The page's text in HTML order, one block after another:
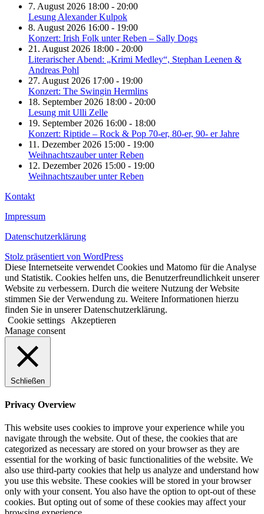
7. August 2026 18:00 - 20:00
Lesung Alexander Kulpok
8. August 2026 16:00 - 19:00
Konzert: Irish Folk unter Reben – Sally Dogs
21. August 2026 18:00 - 20:00
Literarischer Abend: „Krimi Medley“, Stephan Leenen &
Andreas Pohl
27. August 2026 17:00 - 19:00
Konzert: The Swingin Hermlins
18. September 2026 18:00 - 20:00
Lesung mit Ulli Zelle
19. September 2026 16:00 - 18:00
Konzert: Riptide – Rock & Pop 70-er, 80-er, 90- er Jahre
11. Dezember 2026 15:00 - 19:00
Weihnachtszauber unter Reben
12. Dezember 2026 15:00 - 19:00
Weihnachtszauber unter Reben
Kontakt
Impressum
Datenschutzerklärung
Stolz präsentiert von WordPress
Diese Internetseite verwendet Cookies und Matomo für die Analyse
und Statistik. Cookies helfen uns, die Benutzerfreundlichkeit unserer
Website zu verbessern. Durch die weitere Nutzung der Website
stimmen Sie der Verwendung zu. Weitere Informationen hierzu
finden Sie in unserer Datenschutzerklärung.
Cookie settings
Akzeptieren
Manage consent
Schließen
Privacy Overview
This website uses cookies to improve your experience while you
navigate through the website. Out of these, the cookies that are
categorized as necessary are stored on your browser as they are
essential for the working of basic functionalities of the website. We
also use third-party cookies that help us analyze and understand how
you use this website. These cookies will be stored in your browser
only with your consent. You also have the option to opt-out of these
cookies. But opting out of some of these cookies may affect your